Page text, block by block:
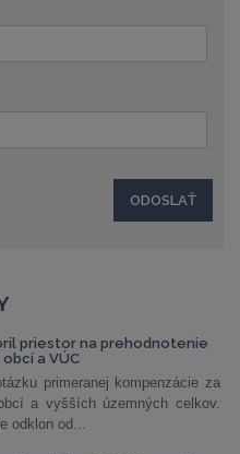
priestor na prehodnotenie
a VÚC
primeranej kompenzácie za
a vyšších územných celkov.
odklon od...